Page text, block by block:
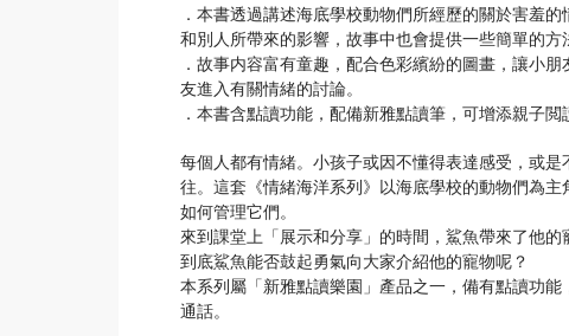
．本書透過講述海底學校動物們所經歷的關於害羞
和別人所帶來的影響，故事中也會提供一些簡單的方
．故事内容富有童趣，配合色彩繽紛的圖畫，讓小
友進入有關情緒的討論。
．本書含點讀功能，配備新雅點讀筆，可增添親子閲
每個人都有情緒。小孩子或因不懂得表達感受，或
往。這套《情緒海洋系列》以海底學校的動物們為
如何管理它們。
來到課堂上「展示和分享」的時間，鯊魚帶來了他
到底鯊魚能否鼓起勇氣向大家介紹他的寵物呢？
本系列屬「新雅點讀樂園」產品之一，備有點讀功
通話。